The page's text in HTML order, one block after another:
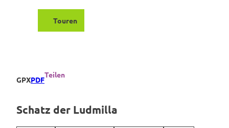
Touren
GPXPDF
Teilen
Schatz der Ludmilla